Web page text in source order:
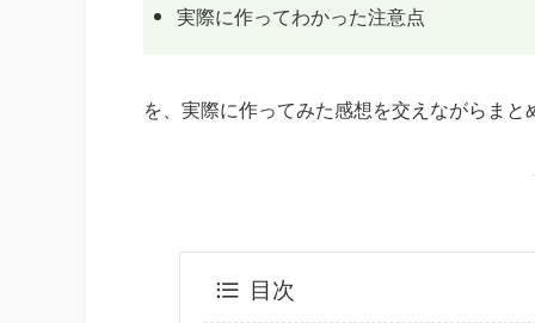
実際に作ってわかった注意点
を、実際に作ってみた感想を交えながらまと
目次